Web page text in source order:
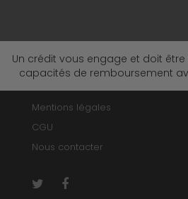
Un crédit vous engage et doit être
capacités de remboursement
Mentions légales
CGU
Nous contacter